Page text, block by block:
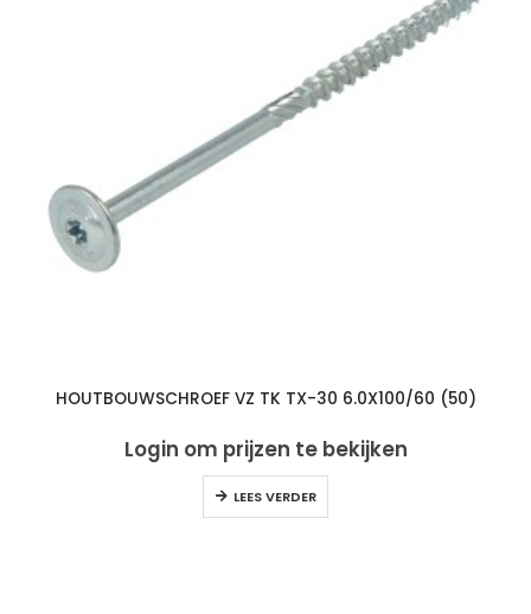
HOUTBOUWSCHROEF VZ TK TX-30 6.0X100/60 (50)
Login om prijzen te bekijken
LEES VERDER